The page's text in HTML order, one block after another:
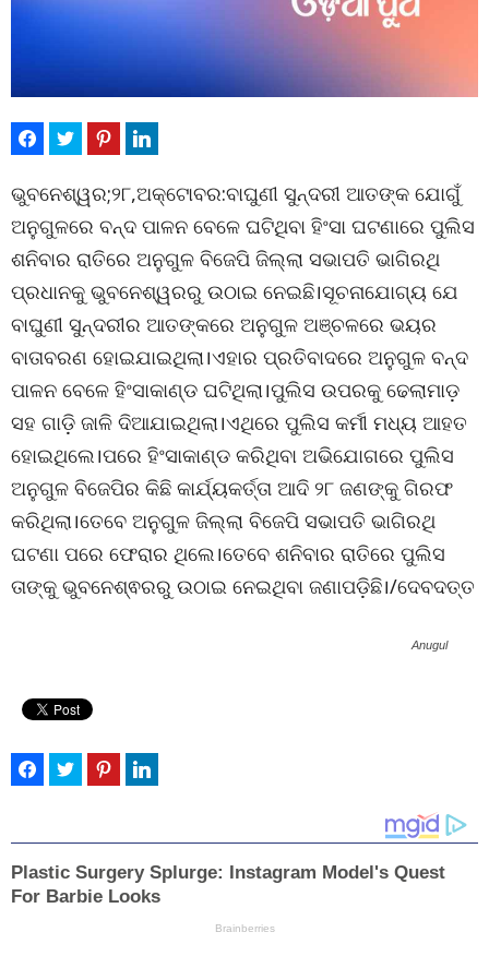
ଭୁବନେଶ୍ୱର;୨୮,ଅକ୍ଟୋବର:ବାଘୁଣୀ ସୁନ୍ଦରୀ ଆତଙ୍କ ଯୋଗୁଁ
ଅନୁଗୁଳରେ ବନ୍ଦ ପାଳନ ବେଳେ ଘଟିଥିବା ହିଂସା ଘଟଣାରେ ପୁଲିସ
ଶନିବାର ରାତିରେ ଅନୁଗୁଳ ବିଜେପି ଜିଲ୍ଲା ସଭାପତି ଭାଗିରଥି
ପ୍ରଧାନକୁ ଭୁବନେଶ୍ୱରରୁ ଉଠାଇ ନେଇଛି।ସୂଚନାଯୋଗ୍ୟ ଯେ
ବାଘୁଣୀ ସୁନ୍ଦରୀର ଆତଙ୍କରେ ଅନୁଗୁଳ ଅଞ୍ଚଳରେ ଭୟର
ବାତାବରଣ ହୋଇଯାଇଥିଲା।ଏହାର ପ୍ରତିବାଦରେ ଅନୁଗୁଳ ବନ୍ଦ
ପାଳନ ବେଳେ ହିଂସାକାଣ୍ଡ ଘଟିଥିଲା।ପୁଲିସ ଉପରକୁ ଢେଲାମାଡ଼
ସହ ଗାଡ଼ି ଜାଳି ଦିଆଯାଇଥିଲା।ଏଥିରେ ପୁଲିସ କର୍ମୀ ମଧ୍ୟ ଆହତ
ହୋଇଥିଲେ।ପରେ ହିଂସାକାଣ୍ଡ କରିଥିବା ଅଭିଯୋଗରେ ପୁଲିସ
ଅନୁଗୁଳ ବିଜେପିର କିଛି କାର୍ଯ୍ୟକର୍ତ୍ତା ଆଦି ୨୮ ଜଣଙ୍କୁ ଗିରଫ
କରିଥିଲା।ତେବେ ଅନୁଗୁଳ ଜିଲ୍ଲା ବିଜେପି ସଭାପତି ଭାଗିରଥି
ଘଟଣା ପରେ ଫେରାର ଥିଲେ।ତେବେ ଶନିବାର ରାତିରେ ପୁଲିସ
ତାଙ୍କୁ ଭୁବନେଶ୍ଵରରୁ ଉଠାଇ ନେଇଥିବା ଜଣାପଡ଼ିଛି।/ଦେବଦତ୍ତ
Anugul